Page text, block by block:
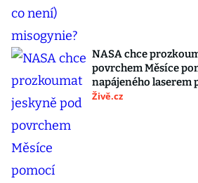
NASA chce
povrchem Měsíce
napájeného laserem
Živě.cz